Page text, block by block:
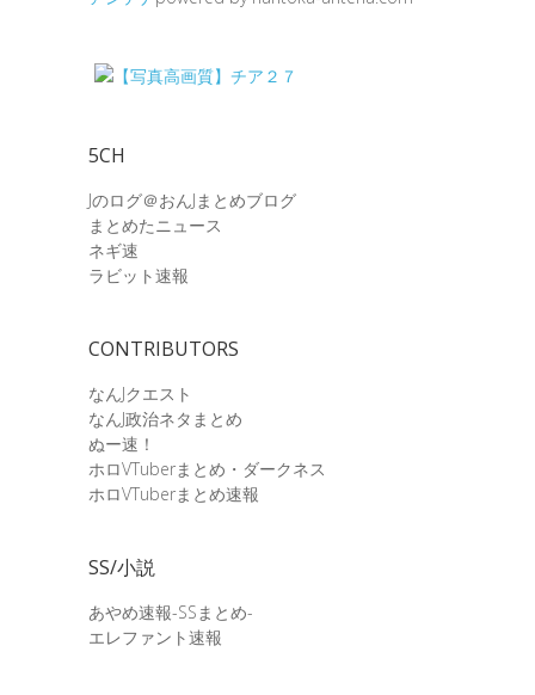
5CH
Jのログ＠おんJまとめブログ
まとめたニュース
ネギ速
ラビット速報
CONTRIBUTORS
なんJクエスト
なんJ政治ネタまとめ
ぬー速！
ホロVTuberまとめ・ダークネス
ホロVTuberまとめ速報
SS/小説
あやめ速報-SSまとめ-
エレファント速報